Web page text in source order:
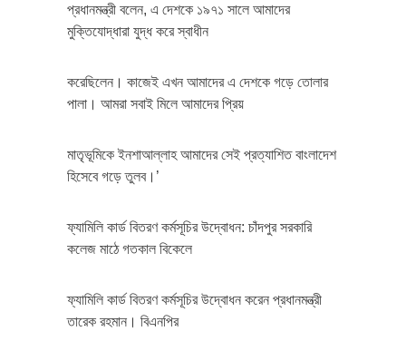
প্রধানমন্ত্রী বলেন, এ দেশকে ১৯৭১ সালে আমাদের
মুক্তিযোদ্ধারা যুদ্ধ করে স্বাধীন
করেছিলেন। কাজেই এখন আমাদের এ দেশকে গড়ে তোলার
পালা। আমরা সবাই মিলে আমাদের প্রিয়
মাতৃভূমিকে ইনশাআল্লাহ আমাদের সেই প্রত্যাশিত বাংলাদেশ
হিসেবে গড়ে তুলব।’
ফ্যামিলি কার্ড বিতরণ কর্মসূচির উদ্বোধন: চাঁদপুর সরকারি
কলেজ মাঠে গতকাল বিকেলে
ফ্যামিলি কার্ড বিতরণ কর্মসূচির উদ্বোধন করেন প্রধানমন্ত্রী
তারেক রহমান। বিএনপির